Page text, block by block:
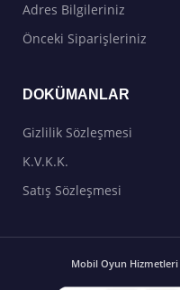
Adres Bilgileriniz
Önceki Siparişleriniz
DOKÜMANLAR
Gizlilik Sözleşmesi
K.V.K.K.
Satış Sözleşmesi
Mobil Oyun Hizmetleri